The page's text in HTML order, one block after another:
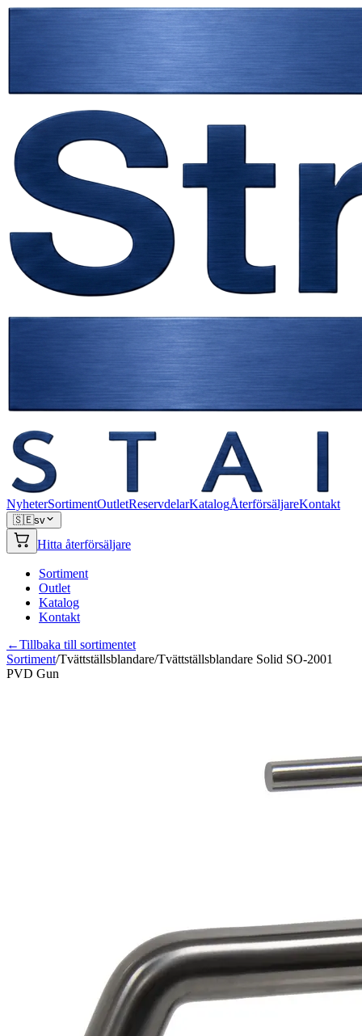
NyheterSortimentOutletReservdelarKatalogÅterförsäljareKontakt
🇸🇪sv
Hitta återförsäljare
Sortiment
Outlet
Katalog
Kontakt
←Tillbaka till sortimentet
Sortiment/Tvättställsblandare/Tvättställsblandare Solid SO-2001
PVD Gun